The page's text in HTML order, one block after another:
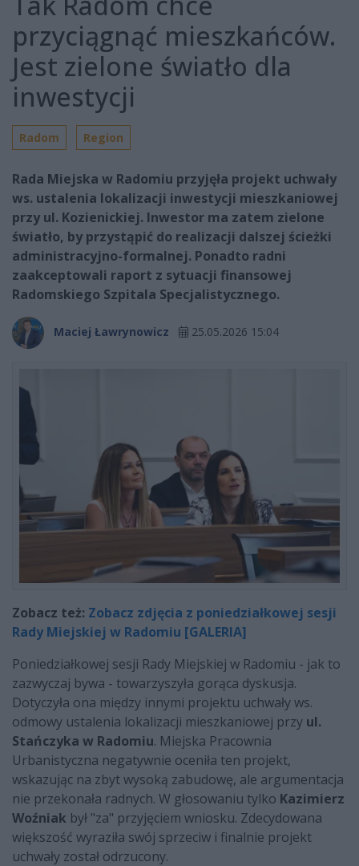
przyciągnąć mieszkańców.
Jest zielone światło dla
inwestycji
Radom Region
Rada Miejska w Radomiu przyjęła projekt uchwały
ws. ustalenia lokalizacji inwestycji mieszkaniowej
przy ul. Kozienickiej. Inwestor ma zatem zielone
światło, by przystąpić do realizacji dalszej ścieżki
administracyjno-formalnej. Ponadto radni
zaakceptowali raport z sytuacji finansowej
Radomskiego Szpitala Specjalistycznego.
Maciej Ławrynowicz 25.05.2026 15:04
Zobacz też: Zobacz zdjęcia z poniedziałkowej sesji
Rady Miejskiej w Radomiu [GALERIA]
Poniedziałkowej sesji Rady Miejskiej w Radomiu - jak to
zazwyczaj bywa - towarzyszyła gorąca dyskusja.
Dotyczyła ona między innymi projektu uchwały ws.
odmowy ustalenia lokalizacji mieszkaniowej przy ul.
Stańczyka w Radomiu. Miejska Pracownia
Urbanistyczna negatywnie oceniła ten projekt,
wskazując na zbyt wysoką zabudowę, ale argumentacja
nie przekonała radnych. W głosowaniu tylko Kazimierz
Woźniak był "za" przyjęciem wniosku. Zdecydowana
większość wyraziła swój sprzeciw i finalnie projekt
uchwały został odrzucony.